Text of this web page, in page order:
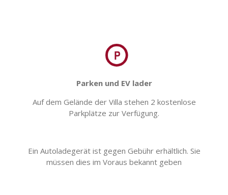
Parken und EV lader
Auf dem Gelände der Villa stehen 2 kostenlose
Parkplätze zur Verfügung.
Ein Autoladegerät ist gegen Gebühr erhältlich. Sie
müssen dies im Voraus bekannt geben